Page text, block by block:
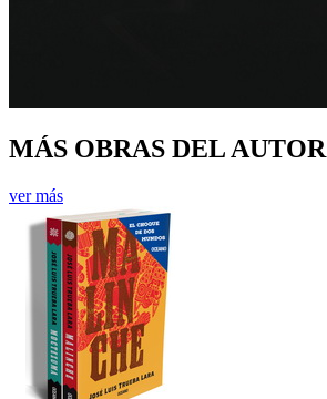
MÁS OBRAS DEL AUTOR
ver más